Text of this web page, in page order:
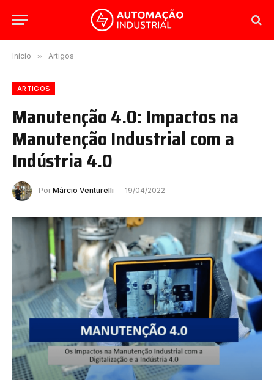
Início » Artigos
ARTIGOS
Manutenção 4.0: Impactos na
Manutenção Industrial com a
Indústria 4.0
Por Márcio Venturelli 19/04/2022